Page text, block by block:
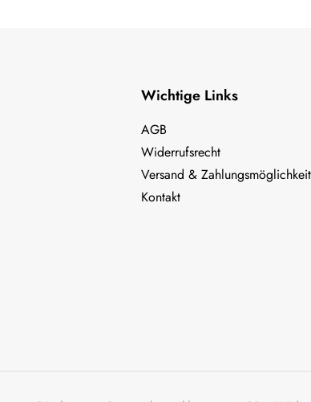
Wichtige Links
AGB
Widerrufsrecht
Versand &
Kontakt